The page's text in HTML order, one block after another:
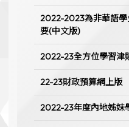
2022-2023為非華語學
要(中文版)
2022-23全方位學習津
22-23財政預算網上版
2022-23年度內地姊妹